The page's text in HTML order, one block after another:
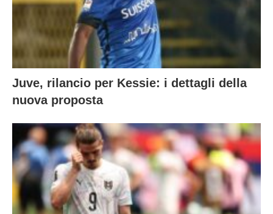
Juve, rilancio per Kessie: i dettagli della
nuova proposta